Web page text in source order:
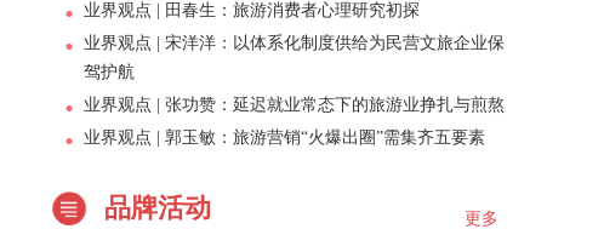
业界观点 | 田春生：旅游消费者心理研究初探
业界观点 | 宋洋洋：以体系化制度供给为民营文旅企业保
驾护航
业界观点 | 张功赞：延迟就业常态下的旅游业挣扎与煎熬
业界观点 | 郭玉敏：旅游营销“火爆出圈”需集齐五要素
更多
品牌活动